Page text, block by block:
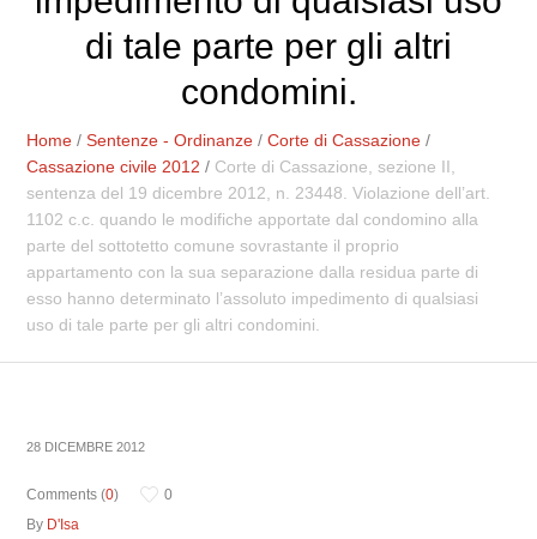
di tale parte per gli altri
condomini.
Home /Sentenze - Ordinanze /Corte di Cassazione /
Cassazione civile 2012 / Corte di Cassazione, sezione II,
sentenza del 19 dicembre 2012, n. 23448. Violazione dell’art.
1102 c.c. quando le modifiche apportate dal condomino alla
parte del sottotetto comune sovrastante il proprio
appartamento con la sua separazione dalla residua parte di
esso hanno determinato l’assoluto impedimento di qualsiasi
uso di tale parte per gli altri condomini.
28 DICEMBRE 2012
Comments (0)
0
By D'Isa